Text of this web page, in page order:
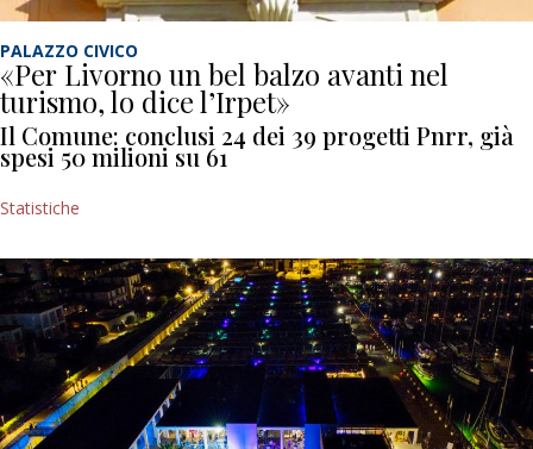
PALAZZO CIVICO
«Per Livorno un bel balzo avanti nel
turismo, lo dice l’Irpet»
Il Comune: conclusi 24 dei 39 progetti Pnrr, già
spesi 50 milioni su 61
Statistiche